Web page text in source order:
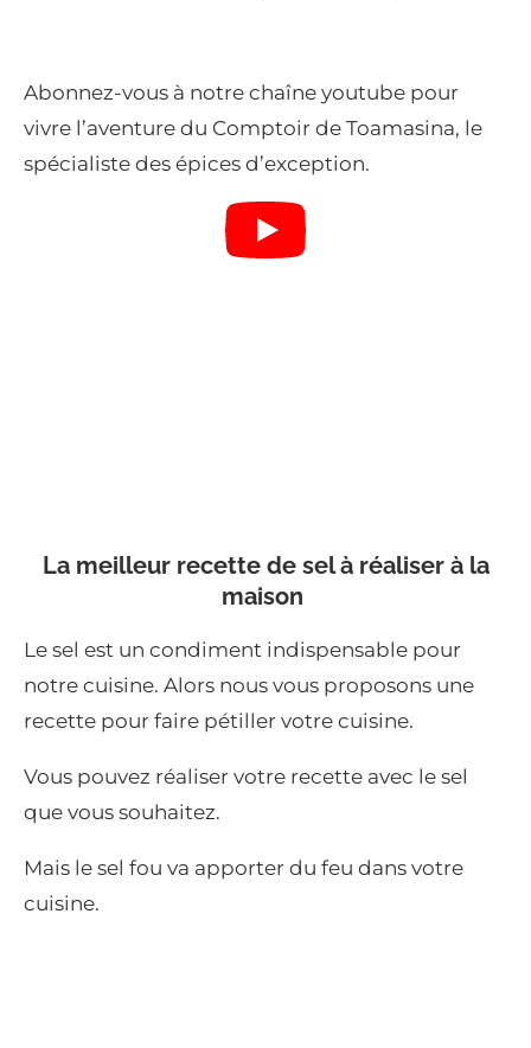
Abonnez-vous à notre chaîne youtube pour
vivre l’aventure du Comptoir de Toamasina, le
spécialiste des épices d’exception.
La meilleur recette de sel à réaliser à la
maison
Le sel est un condiment indispensable pour
notre cuisine. Alors nous vous proposons une
recette pour faire pétiller votre cuisine.
Vous pouvez réaliser votre recette avec le sel
que vous souhaitez.
Mais le sel fou va apporter du feu dans votre
cuisine.